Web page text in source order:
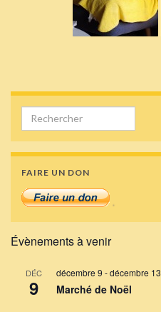
Search for:
FAIRE UN DON
Évènements à venir
DÉC
9
décembre 9 -décembre 13
Marché de Noël